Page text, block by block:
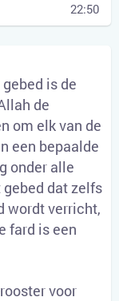
22:50
is de
de
om elk van de
een bepaalde
onder alle
dat zelfs
wordt verricht,
fard is een
voor